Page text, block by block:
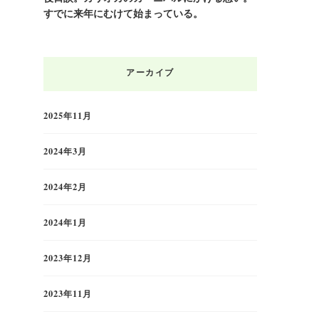
すでに来年にむけて始まっている。
アーカイブ
2025年11月
2024年3月
2024年2月
2024年1月
2023年12月
2023年11月